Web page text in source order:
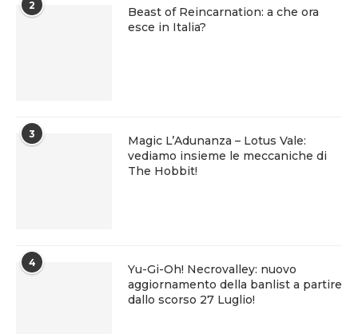
2
Beast of Reincarnation: a che ora
esce in Italia?
3
Magic L’Adunanza – Lotus Vale:
vediamo insieme le meccaniche di
The Hobbit!
4
Yu-Gi-Oh! Necrovalley: nuovo
aggiornamento della banlist a partire
dallo scorso 27 Luglio!